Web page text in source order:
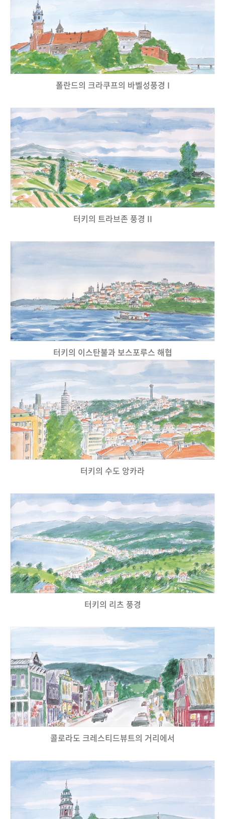
폴란드의 크라쿠프의 바벨성풍경 I
터키의 트라브존 풍경 II
터키의 이스탄불과 보스포루스 해협
터키의 수도 앙카라
터키의 리츠 풍경
콜로라도 크레스티드뷰트의 거리에서